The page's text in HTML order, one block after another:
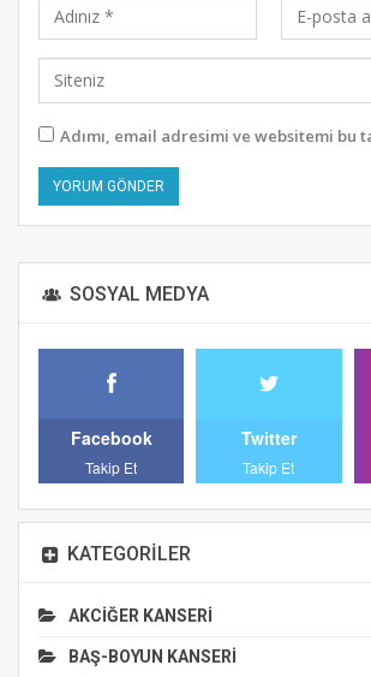
Adımı, email adresimi ve websitemi bu
SOSYAL MEDYA
Facebook
Takip Et
Twitter
Takip Et
KATEGORILER
AKCİĞER KANSERİ
BAŞ-BOYUN KANSERİ